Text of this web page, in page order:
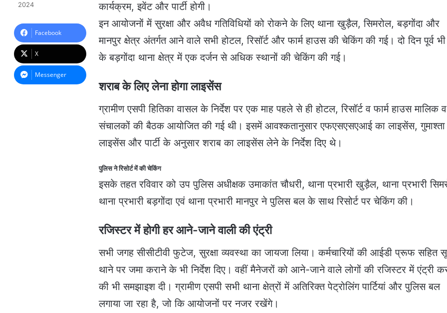
कार्यक्रम, इवेंट और पार्टी होगी।
इन आयोजनों में सुरक्षा और अवैध गतिविधियों को रोकने के लिए थाना खुड़ैल, सिमरोल, बड़गोंदा और
मानपुर क्षेत्र अंतर्गत आने वाले सभी होटल, रिसॉर्ट और फार्म हाउस की चेकिंग की गई। दो दिन पूर्व
के बड़गोंदा थाना क्षेत्र में एक दर्जन से अधिक स्थानों की चेकिंग की गई।
शराब के लिए लेना होगा लाइसेंस
ग्रामीण एसपी हितिका वासल के निर्देश पर एक माह पहले से ही होटल, रिसॉर्ट व फार्म हाउस मालिक व
संचालकों की बैठक आयोजित की गई थी। इसमें आवश्कतानुसार एफएसएसएआई का लाइसेंस, गुमाश्ता
लाइसेंस और पार्टी के अनुसार शराब का लाइसेंस लेने के निर्देश दिए थे।
पुलिस ने रिसोर्ट में की चेकिंग
इसके तहत रविवार को उप पुलिस अधीक्षक उमाकांत चौधरी, थाना प्रभारी खुड़ैल, थाना प्रभारी
थाना प्रभारी बड़गोंदा एवं थाना प्रभारी मानपुर ने पुलिस बल के साथ रिसोर्ट पर चेकिंग की।
रजिस्टर में होगी हर आने-जाने वाली की एंट्री
सभी जगह सीसीटीवी फुटेज, सुरक्षा व्यवस्था का जायजा लिया। कर्मचारियों की आईडी प्रूफ सहित
थाने पर जमा कराने के भी निर्देश दिए। वहीं मैनेजरों को आने-जाने वाले लोगों की रजिस्टर में एंट्री
की भी समझाइश दी। ग्रामीण एसपी सभी थाना क्षेत्रों में अतिरिक्त पेट्रोलिंग पार्टियां और पुलिस बल
लगाया जा रहा है, जो कि आयोजनों पर नजर रखेंगे।
n
e
m
a
l
2024
Facebook
X
Messenger